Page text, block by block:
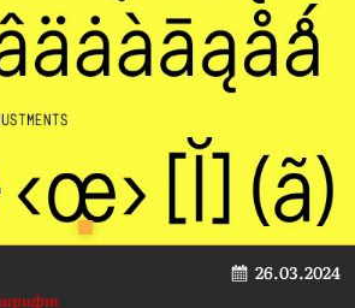
26.03.2024